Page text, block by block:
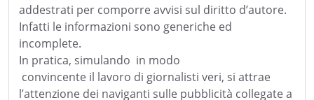
addestrati per comporre avvisi sul diritto d’autore.
Infatti le informazioni sono generiche ed
incomplete.
In pratica, simulando in modo
convincente il lavoro di giornalisti veri, si attrae
l’attenzione dei naviganti sulle pubblicità collegate a